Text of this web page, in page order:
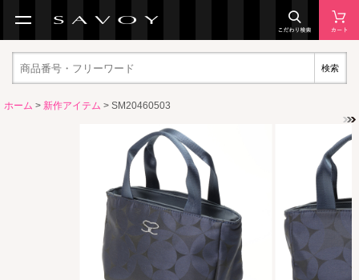
検索
ホーム > 新作アイテム > SM20460503